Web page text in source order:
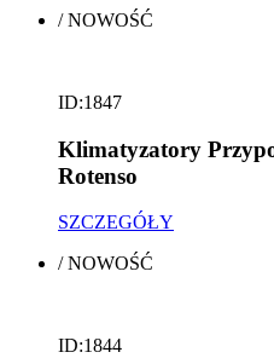
/NOWOŚĆ
ID:1847
Klimatyzatory
Rotenso
SZCZEGÓŁY
/NOWOŚĆ
ID:1844